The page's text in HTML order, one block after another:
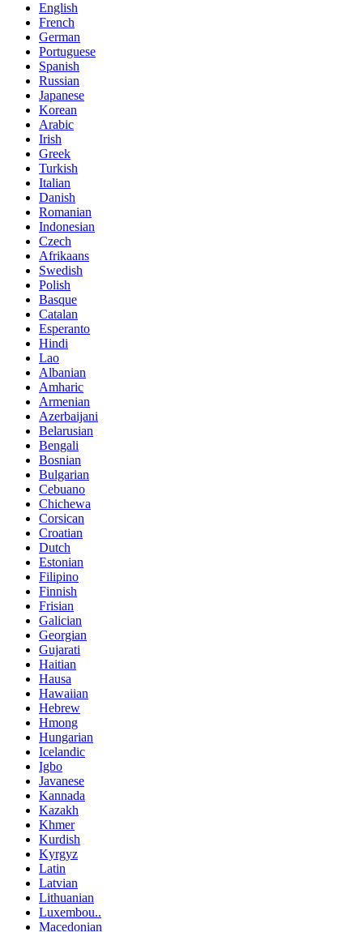
English
French
German
Portuguese
Spanish
Russian
Japanese
Korean
Arabic
Irish
Greek
Turkish
Italian
Danish
Romanian
Indonesian
Czech
Afrikaans
Swedish
Polish
Basque
Catalan
Esperanto
Hindi
Lao
Albanian
Amharic
Armenian
Azerbaijani
Belarusian
Bengali
Bosnian
Bulgarian
Cebuano
Chichewa
Corsican
Croatian
Dutch
Estonian
Filipino
Finnish
Frisian
Galician
Georgian
Gujarati
Haitian
Hausa
Hawaiian
Hebrew
Hmong
Hungarian
Icelandic
Igbo
Javanese
Kannada
Kazakh
Khmer
Kurdish
Kyrgyz
Latin
Latvian
Lithuanian
Luxembou..
Macedonian